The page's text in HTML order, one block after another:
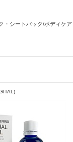
・シートパック/ボディケア